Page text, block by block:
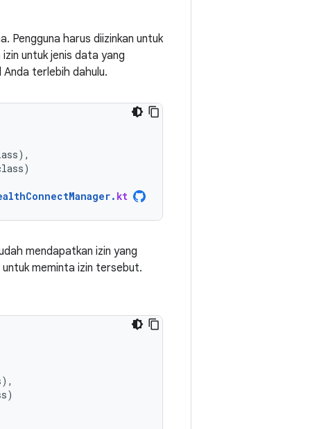
Pengguna harus diizinkan untuk
untuk jenis data yang
Anda terlebih dahulu.
),
)
. kt
mendapatkan izin yang
untuk meminta izin tersebut.
),
)